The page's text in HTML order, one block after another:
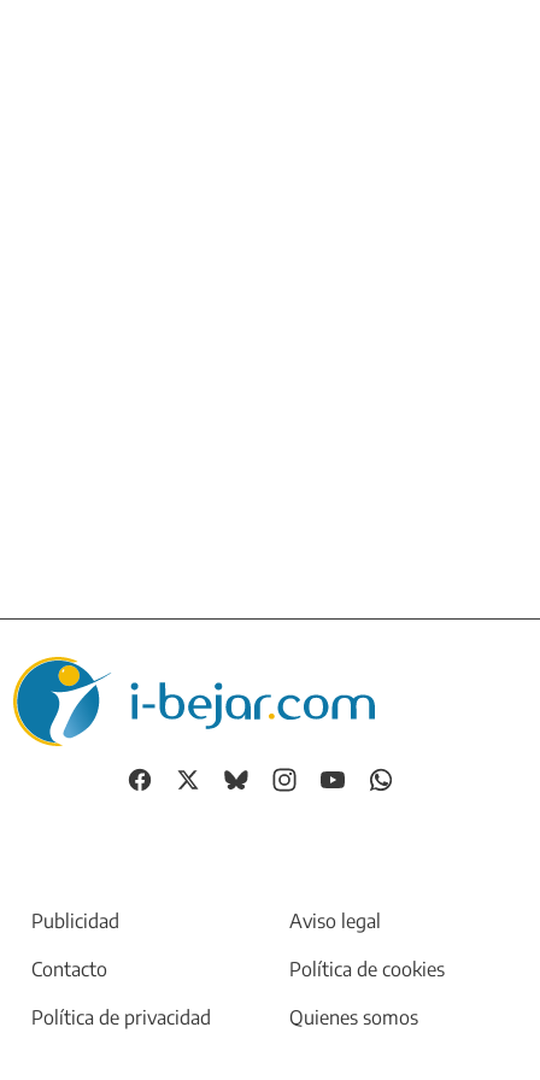
Publicidad
Aviso legal
Contacto
Política de cookies
Política de privacidad
Quienes somos